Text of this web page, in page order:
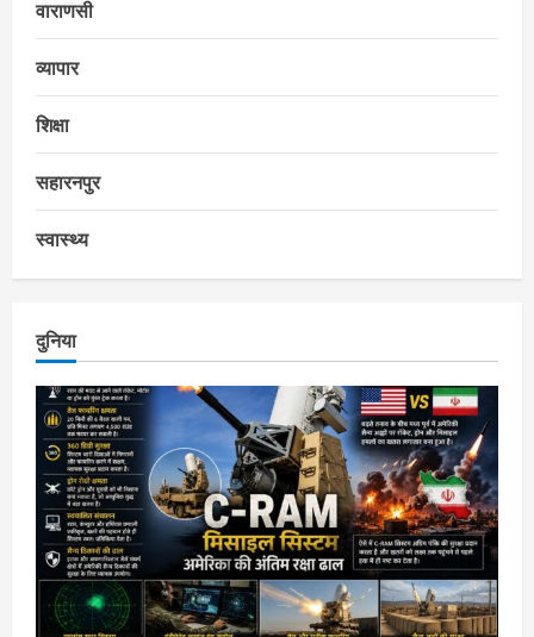
वाराणसी
व्यापार
शिक्षा
सहारनपुर
स्वास्थ्य
दुनिया